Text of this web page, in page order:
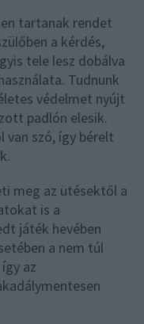
tartanak rendet
a kérdés,
tele lesz dobálva
Tudnunk
védelmet nyújt
padlón elesik.
szó, így bérelt
meg az ütésektől a
is a
játék hevében
a nem túl
az